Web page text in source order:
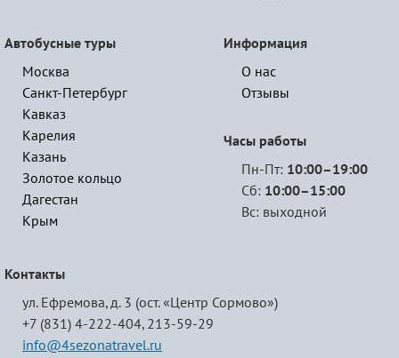
Автобусные туры
Москва
Санкт-Петербург
Кавказ
Карелия
Казань
Золотое кольцо
Дагестан
Крым
Информация
О нас
Отзывы
Часы работы
Пн-Пт: 10:00–19:00
Сб: 10:00–15:00
Вс: выходной
Контакты
ул. Ефремова, д. 3 (ост. «Центр Сормово»)
+7 (831) 4-222-404, 213-59-29
info@4sezonatravel.ru